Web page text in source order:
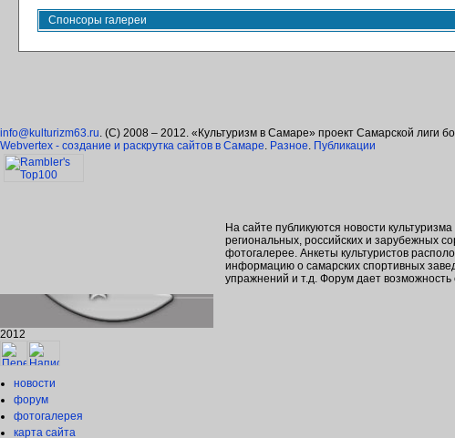
Спонсоры галереи
info@kulturizm63.ru. (C) 2008 – 2012. «Культуризм в Самаре» проект Самарской лиги
Webvertex - создание и раскрутка сайтов в Самаре. Разное. Публикации
На сайте публикуются новости
региональных, российских и зарубежных
фотогалерее. Анкеты культуристов
информацию о самарских спортивных
упражнений и т.д. Форум дает
2012
новости
форум
фотогалерея
карта сайта